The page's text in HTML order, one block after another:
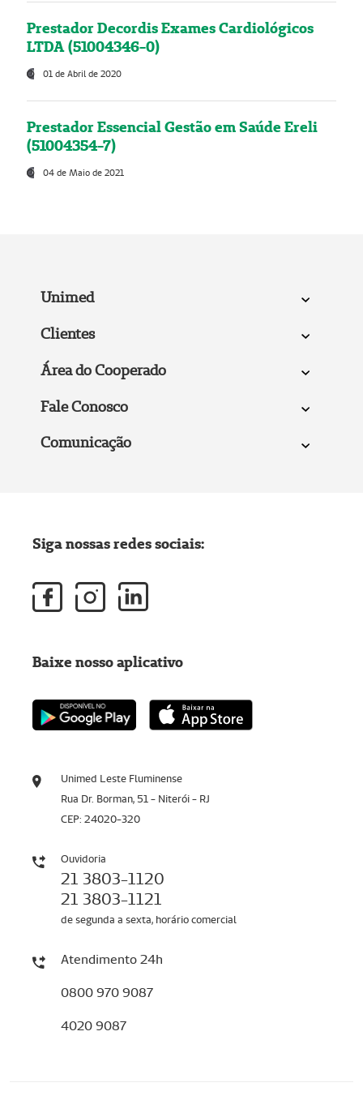
Prestador Decordis Exames Cardiológicos
LTDA (51004346-0)
01 de Abril de 2020
Prestador Essencial Gestão em Saúde Ereli
(51004354-7)
04 de Maio de 2021
Unimed
Clientes
Área do Cooperado
Fale Conosco
Comunicação
Unimed Leste Fluminense
Rua Dr. Borman, 51 - Niterói - RJ
CEP: 24020-320
Ouvidoria
21 3803-1120
21 3803-1121
de segunda a sexta, horário comercial
Atendimento 24h
0800 970 9087
4020 9087
Siga nossas redes sociais:
Baixe nosso aplicativo